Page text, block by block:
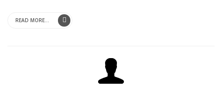
READ MORE...